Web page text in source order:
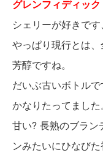
グレンフィディッ
シェリーが好きです
やっぱり現行とは
芳醇ですね。
だいぶ古いボトル
かなりたってました
甘い? 長熟のブラン
ンみたいにひなびた